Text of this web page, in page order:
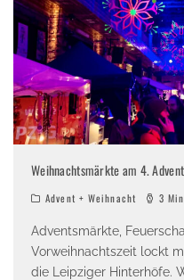
Weihnachtsmärkte am 4.
Advent + Weihnacht 3
Adventsmärkte,
Vorweihnachtszeit lockt
die Leipziger Hinterhöfe.